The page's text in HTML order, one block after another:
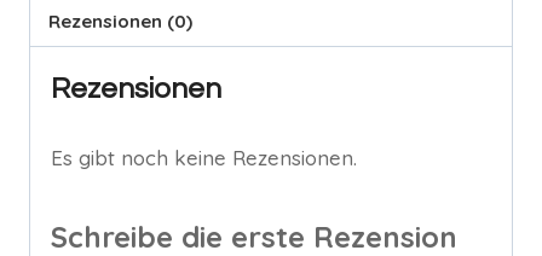
Rezensionen (0)
Rezensionen
Es gibt noch keine Rezensionen.
Schreibe die erste Rezension